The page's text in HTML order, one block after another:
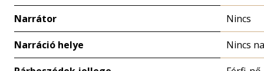
Narrátor Nincs
Narráció helye Nincs